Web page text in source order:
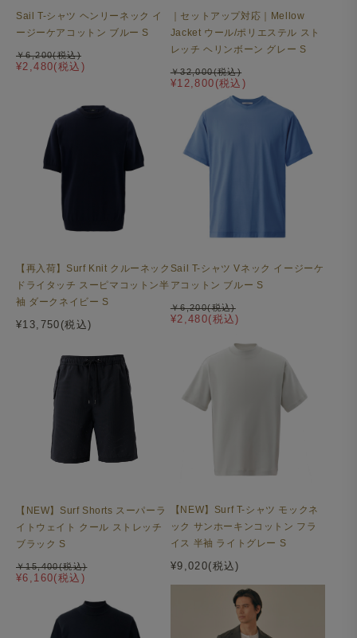
Sail T-シャツ ヘンリーネック イ
ージーケアコットン ブルー S
¥2,480(税込)
￥6,200(税込)
｜セットアップ対応｜Mellow
Jacket ウール/ポリエステル スト
レッチ ヘリンボーン グレー S
¥12,800(税込)
￥32,000(税込)
【再入荷】Surf Knit クルーネック
ドライタッチ スーピマコットン半
袖 ダークネイビー S
¥13,750(税込)
Sail T-シャツ Vネック イージーケ
アコットン ブルー S
¥2,480(税込)
￥6,200(税込)
【NEW】Surf Shorts スーパーラ
イトウェイト クール ストレッチ
ブラック S
¥6,160(税込)
￥15,400(税込)
【NEW】Surf T-シャツ モックネ
ック サンホーキンコットン フラ
イス 半袖 ライトグレー S
¥9,020(税込)